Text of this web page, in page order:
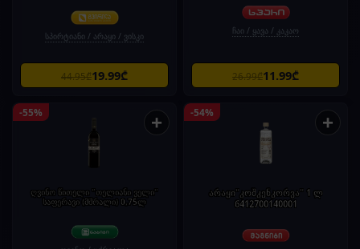
სპირტიანი / არაყი / ვისკი
44.95₾19.99₾
ჩაი / ყავა / კაკაო
26.99₾11.99₾
-55% +
ღვინო წითელი "თელიანი ველი"
საფერავი (მშრალი) 0,75ლ
-54% +
არაყი"კოშკენკორვა" 1 ლ
6412700140001